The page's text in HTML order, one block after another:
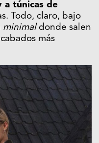
a túnicas de
Todo, claro, bajo
minimaldonde salen
más